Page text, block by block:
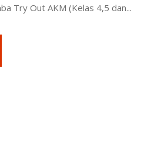
Try Out AKM (Kelas 4,5 dan...